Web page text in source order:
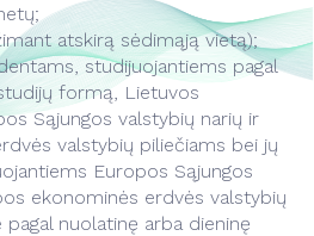
atskirą sėdimąją vietą);
studijuojantiems pagal
formą, Lietuvos
Sąjungos valstybių narių ir
valstybių piliečiams bei jų
Europos Sąjungos
ekonominės erdvės valstybių
nuolatinę arba dieninę